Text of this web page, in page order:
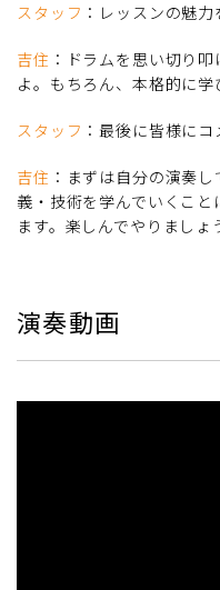
スタッフ ：レッスンの魅力
吉住 ：ドラムを思い切り
よ。もちろん、本格的に学
スタッフ ：最後に皆様にコ
吉住 ：まずは自分の演奏
義・技術を学んでいくこ
ます。楽しんでやりましょ
演奏動画